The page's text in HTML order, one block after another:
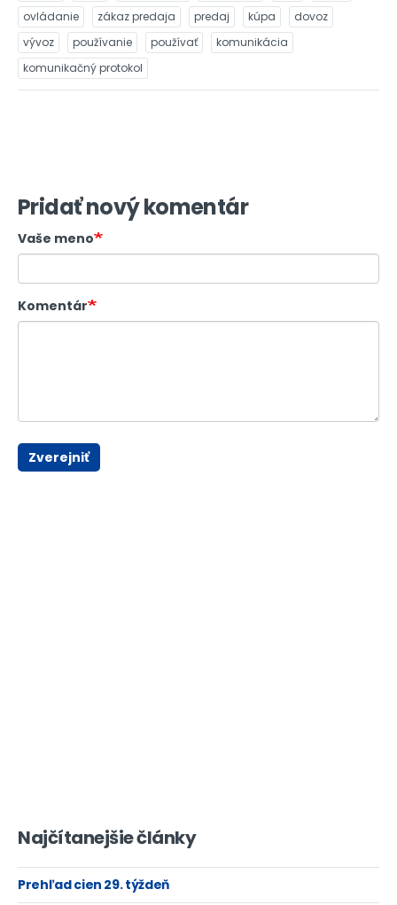
ovládanie
zákaz predaja predaj kúpa
dovoz
vývoz
používanie používať
komunikácia
komunikačný protokol
Pridať nový komentár
Vaše meno
Komentár
Zverejniť
Najčítanejšie články
Prehľad cien 29. týždeň